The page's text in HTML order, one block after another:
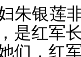
朱银莲
是红军
们，红